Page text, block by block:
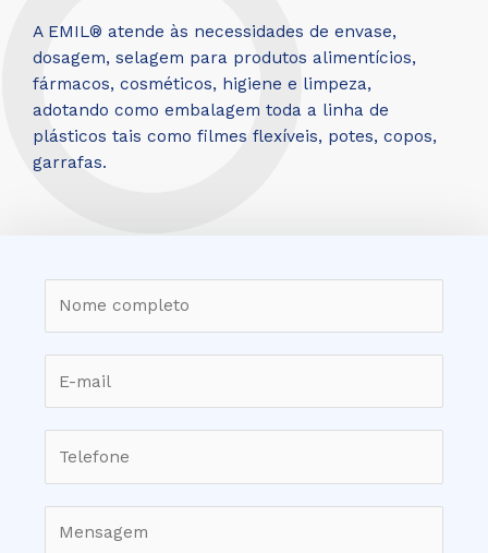
A EMIL® atende às necessidades de envase,
dosagem, selagem para produtos alimentícios,
fármacos, cosméticos, higiene e limpeza,
adotando como embalagem toda a linha de
plásticos tais como filmes flexíveis, potes, copos,
garrafas.